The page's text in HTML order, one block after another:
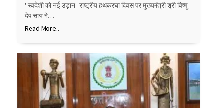
' स्वदेशी को नई उड़ान : राष्ट्रीय हथकरघा दिवस पर मुख्यमंत्री श्री विष्णु
देव साय ने…
Read More..